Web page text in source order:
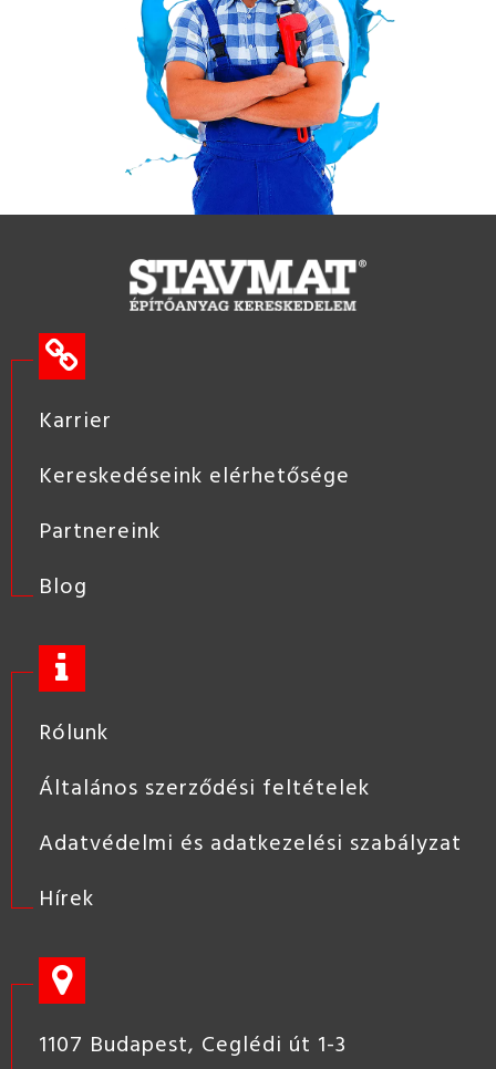
Karrier
Kereskedéseink elérhetősége
Partnereink
Blog
Rólunk
Általános szerződési feltételek
Adatvédelmi és adatkezelési szabályzat
Hírek
1107 Budapest, Ceglédi út 1-3